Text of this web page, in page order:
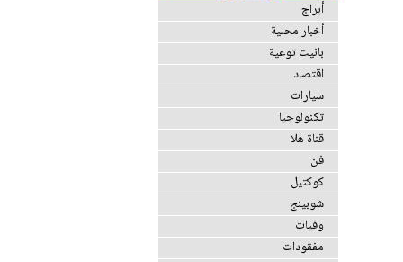
أبراج
أخبار محلية
بانيت توعية
اقتصاد
سيارات
تكنولوجيا
قناة هلا
فن
كوكتيل
شوبينج
وفيات
مفقودات